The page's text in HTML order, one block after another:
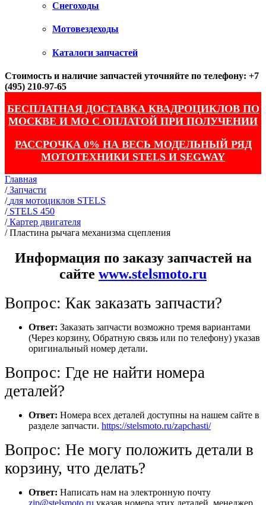
Снегоходы
Мотовездеходы
Каталоги запчастей
Стоимость и наличие запчастей уточняйте по телефону: +7
(495) 210-97-65
БЕСПЛАТНАЯ ДОСТАВКА КВАДРОЦИКЛОВ ПО
МОСКВЕ И МО С ОПЛАТОЙ ПРИ ПОЛУЧЕНИИ
РАССРОЧКА 0% НА ВЕСЬ МОДЕЛЬНЫЙ РЯД
МОТОТЕХНИКИ STELS И SEGWAY
Главная
/ Запчасти
/ для мотоциклов STELS
/ STELS 450
/ Картер двигателя
/Пластина рычага механизма сцепления
Информация по заказу запчастей на
сайте www.stelsmoto.ru
Вопрос: Как заказать запчасти?
Ответ: Заказать запчасти возможно тремя вариантами
(Через корзину, Обратную связь или по телефону) указав
оригинальный номер детали.
Вопрос: Где не найти номера
деталей?
Ответ: Номера всех деталей доступны на нашем сайте в
разделе запчасти. https://stelsmoto.ru/zapchasti/
Вопрос: Не могу положить детали в
корзину, что делать?
Ответ: Написать нам на электронную почту
zip@stelsmoto.ru указав номера этих деталей, менеджер